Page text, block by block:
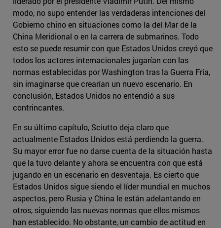
modo, no supo entender las verdaderas intenciones del
Gobierno chino en situaciones como la del Mar de la
China Meridional o en la carrera de submarinos. Todo
esto se puede resumir con que Estados Unidos creyó que
todos los actores internacionales jugarían con las
normas establecidas por Washington tras la Guerra Fría,
sin imaginarse que crearían un nuevo escenario. En
conclusión, Estados Unidos no entendió a sus
contrincantes.
En su último capítulo, Sciutto deja claro que
actualmente Estados Unidos está perdiendo la guerra.
Su mayor error fue no darse cuenta de la situación hasta
que la tuvo delante y ahora se encuentra con que está
jugando en un escenario en desventaja. Es cierto que
Estados Unidos sigue siendo el líder mundial en muchos
aspectos, pero Rusia y China le están adelantando en
otros, siguiendo las nuevas normas que ellos mismos
han establecido. No obstante, un cambio de actitud en